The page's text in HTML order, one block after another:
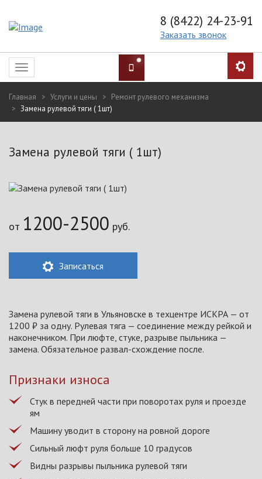
8 (8422) 24-23-91
Заказать звонок
Toggle
navigation
Главная Услуги и цены
Ремонт рулевого механизма
Замена рулевой тяги ( 1шт)
Замена рулевой тяги ( 1шт)
от 1200-2500 руб.
Записаться
Замена рулевой тяги в Ульяновске в техцентре ИСКРА — от
1200 ₽ за одну. Рулевая тяга — соединение между рейкой и
наконечником. При люфте, стуке, разрыве пыльника —
замена. Обязательное развал-схождение после.
Признаки износа
Стук в передней части при поворотах руля и проездe
ям
Машину уводит в сторону на ровной дороге
Сильный люфт руля больше 10 градусов
Видны разрывы пыльника рулевой тяги